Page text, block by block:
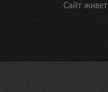
Сайт живет